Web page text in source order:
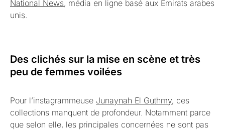
National News, média en ligne basé aux Émirats arabes
unis.
Des clichés sur la mise en scène et très
peu de femmes voilées
Pour l’instagrammeuse Junaynah El Guthmy, ces
collections manquent de profondeur. Notamment parce
que selon elle, les principales concernées ne sont pas